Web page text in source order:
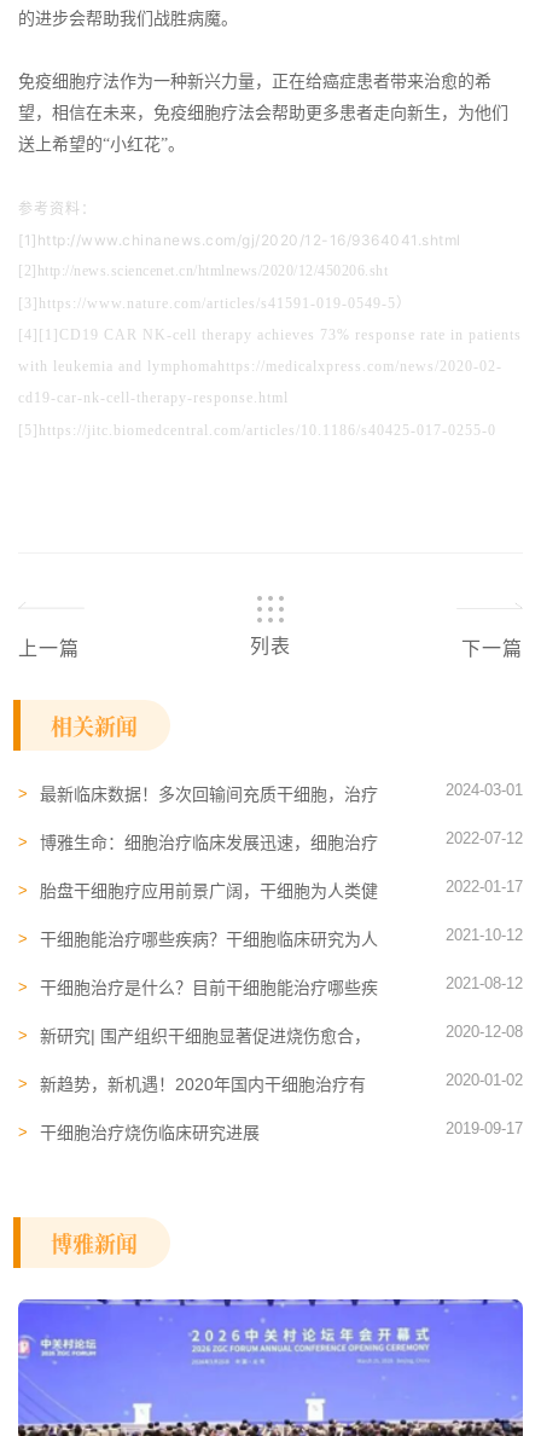
的进步会帮助我们战胜病魔。
免疫细胞疗法作为一种新兴力量，正在给癌症患者带来治愈的希
望，相信在未来，免疫细胞疗法会帮助更多患者走向新生，为他们
送上希望的“小红花”。
参考资料：
[1]http://www.chinanews.com/gj/2020/12-16/9364041.shtml
[2]http://news.sciencenet.cn/htmlnews/2020/12/450206.sht
[3]https://www.nature.com/articles/s41591-019-0549-5）
[4][1]CD19 CAR NK-cell therapy achieves 73% response rate in patients
with leukemia and lymphomahttps://medicalxpress.com/news/2020-02-
cd19-car-nk-cell-therapy-response.html
[5]https://jitc.biomedcentral.com/articles/10.1186/s40425-017-0255-0
上一篇 列表 下一篇
相关新闻
最新临床数据！多次回输间充质干细胞，治疗
2024-03-01
博雅生命：细胞治疗临床发展迅速，细胞治疗
2022-07-12
胎盘干细胞疗应用前景广阔，干细胞为人类健
2022-01-17
干细胞能治疗哪些疾病？干细胞临床研究为人
2021-10-12
干细胞治疗是什么？目前干细胞能治疗哪些疾
2021-08-12
新研究| 围产组织干细胞显著促进烧伤愈合，
2020-12-08
新趋势，新机遇！2020年国内干细胞治疗有
2020-01-02
干细胞治疗烧伤临床研究进展 2019-09-17
博雅新闻